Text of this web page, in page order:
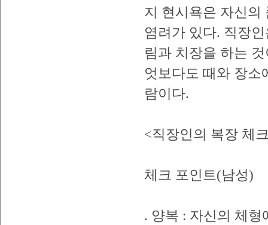
지 현시욕은 자신의
염려가 있다. 직장
림과 치장을 하는
엇보다도 때와 장소
람이다.
<직장인의 복장 체
체크 포인트(남성)
. 양복 : 자신의 체